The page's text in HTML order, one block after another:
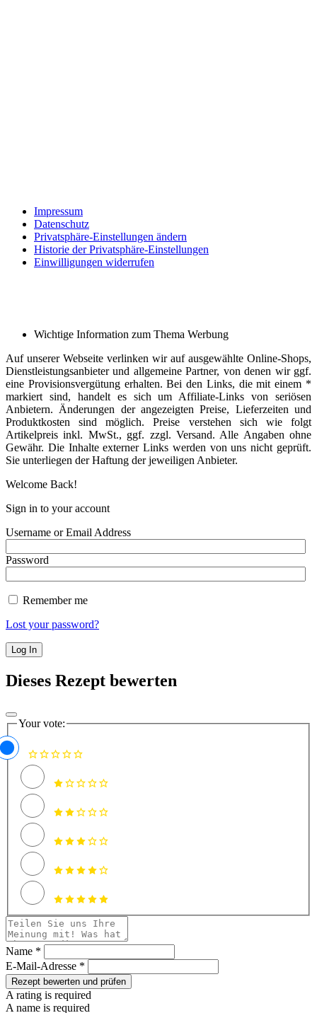
Impressum
Datenschutz
Privatsphäre-Einstellungen ändern
Historie der Privatsphäre-Einstellungen
Einwilligungen widerrufen
Wichtige Information zum Thema Werbung
Auf unserer Webseite verlinken wir auf ausgewählte Online-Shops,
Dienstleistungsanbieter und allgemeine Partner, von denen wir ggf.
eine Provisionsvergütung erhalten. Bei den Links, die mit einem *
markiert sind, handelt es sich um Affiliate-Links von seriösen
Anbietern. Änderungen der angezeigten Preise, Lieferzeiten und
Produktkosten sind möglich. Preise verstehen sich wie folgt
Artikelpreis inkl. MwSt., ggf. zzgl. Versand. Alle Angaben ohne
Gewähr. Die Inhalte externer Links werden von uns nicht geprüft.
Sie unterliegen der Haftung der jeweiligen Anbieter.
Welcome Back!
Sign in to your account
Username or Email Address
Password
Remember me
Lost your password?
Dieses Rezept bewerten
Your vote:
Name *
E-Mail-Adresse *
Rezept bewerten und prüfen
A rating is required
A name is required